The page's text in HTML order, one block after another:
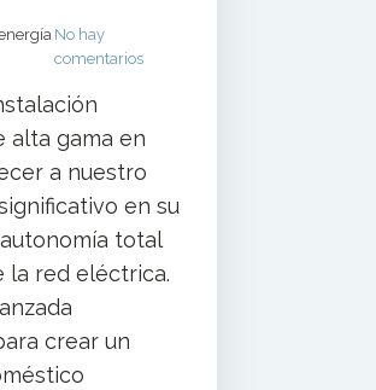
No hay
comentarios
alta gama en
a nuestro
en su
total
la red eléctrica.
crear un